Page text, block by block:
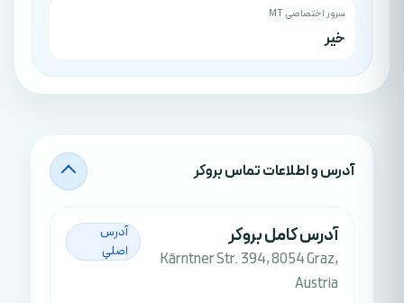
سرور اختصاصی MT
خیر
آدرس‌ و اطلاعات تماس بروکر
آدرس کامل بروکر
Kärntner Str. 394, 8054 Graz,
Austria
آدرس
اصلي